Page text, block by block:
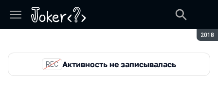
2018
REC Активность не записывалась